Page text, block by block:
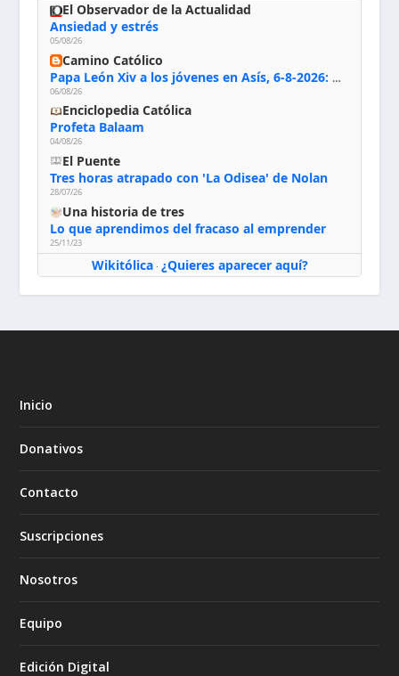
El Observador de la Actualidad
Ansiedad y estrés
05/08/26
Camino Católico
Papa León Xiv a los jóvenes en Asís, 6-8-2026: «De san Francisco aprendan la radicalidad evangélica: no los vuelve ciegos ni violentos, sino sensibles, atentos, siempre en el seguimiento de Jesús, humildes y acogiendo a todos»
06/08/26
Enciclopedia Católica
Profeta Balaam
04/08/26
El Puente
Tres horas atrapado con 'La Odisea' de Nolan
28/07/26
Una historia de tres
Lo que aprendimos del fracaso al emprender
25/11/23
Wikitólica· ¿Quieres aparecer aquí?
Inicio
Donativos
Contacto
Suscripciones
Nosotros
Equipo
Edición Digital